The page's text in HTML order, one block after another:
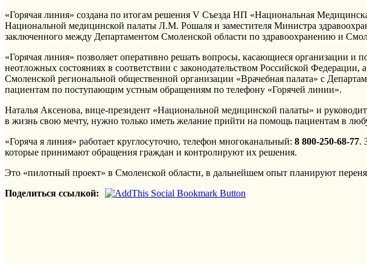
«Горячая линия» создана по итогам решения V Съезда НП «Национальная
Национальной медицинской палаты Л.M. Рошаля и заместителя Министра
заключенного между Департаментом Смоленской области по здравоохранению и
«Горячая линия» позволяет оперативно решать вопросы, касающиеся организации
неотложных состояниях в соответствии с законодательством Российской
Смоленской региональной общественной организации «Врачебная палата» с
пациентам по поступающим устным обращениям по телефону «Горячей линии».
Наталья Аксенова, вице-президент «Национальной медицинской палаты» и
в жизнь свою мечту, нужно только иметь желание прийти на помощь пациентам в
«Горяча я линия» работает круглосуточно, телефон многоканальный: 8 800-250-68-77.
которые принимают обращения граждан и контролируют их решения.
Это «пилотный проект» в Смоленской области, в дальнейшем опыт планируют
Поделиться ссылкой: